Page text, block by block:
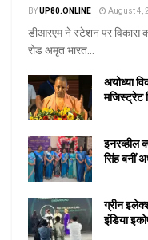
BYUP80.ONLINE August 4,
डीआरएम ने स्टेशन पर विकास
रोड अमृत भारत...
अयोध्या
मजिस्ट्रेट
इनरव्हील
सिंह बनीं
ग्रीन
इंडिया